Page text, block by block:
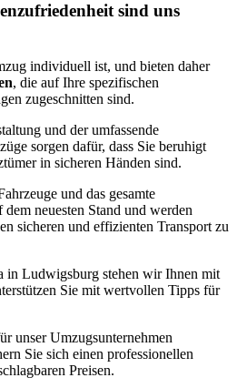
sind uns
individuell ist, und bieten daher
, die auf Ihre spezifischen
zugeschnitten sind.
und der umfassende
sorgen dafür, dass Sie beruhigt
in sicheren Händen sind.
und das gesamte
dem neuesten Stand und werden
sicheren und effizienten Transport zu
in Ludwigsburg stehen wir Ihnen mit
Sie mit wertvollen Tipps für
unser Umzugsunternehmen
Sie sich einen professionellen
Preisen.